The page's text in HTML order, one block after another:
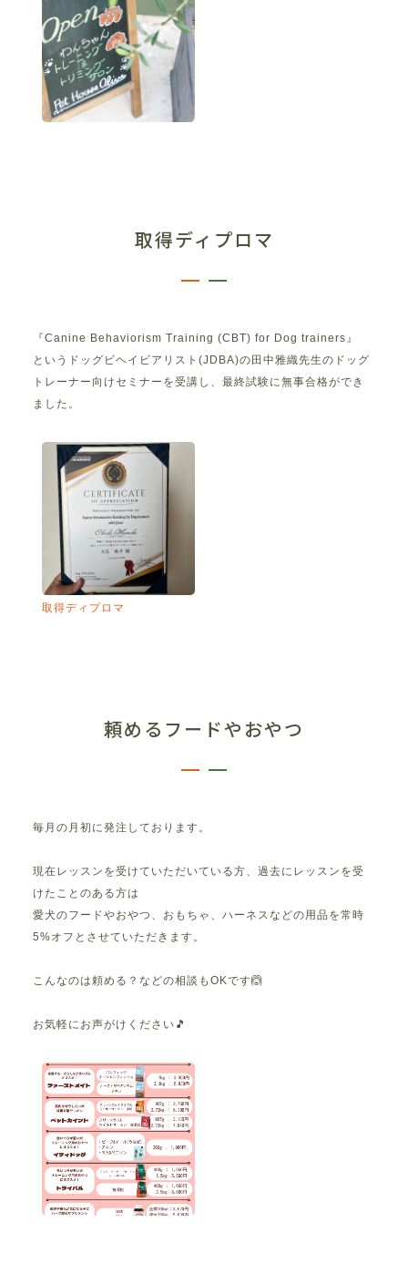
取得ディプロマ
『Canine Behaviorism Training (CBT) for Dog trainers』
というドッグビヘイビアリスト(JDBA)の田中雅織先生のドッグ
トレーナー向けセミナーを受講し、最終試験に無事合格ができ
ました。
取得ディプロマ
頼めるフードやおやつ
毎月の月初に発注しております。
現在レッスンを受けていただいている方、過去にレッスンを受
けたことのある方は
愛犬のフードやおやつ、おもちゃ、ハーネスなどの用品を常時
5%オフとさせていただきます。
こんなのは頼める？などの相談もOKです🙆
お気軽にお声がけください🎵